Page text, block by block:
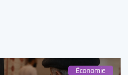
Économie